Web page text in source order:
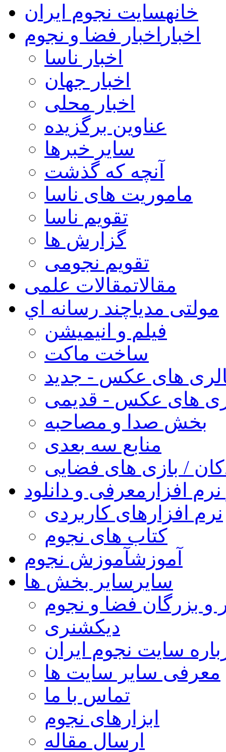
خانهسایت نجوم ایران
اخبار اخبار فضا و نجوم
اخبار ناسا
اخبار جهان
اخبار محلی
عناوین برگزیده
سایر خبرها
آنچه که گذشت
ماموریت های ناسا
تقویم ناسا
گزارش ها
تقویم نجومی
مقالاتمقالات علمی
مولتی مدیاچند رسانه اي
فیلم و انیمیشن
ساخت ماکت
های عکس - جدید
های عکس - قدیمی
بخش صدا و مصاحبه
منابع سه بعدی
/ بازی های فضایی
افزار معرفی و دانلود
نرم افزارهای کاربردی
کتاب های نجوم
آموزشآموزش نجوم
سایر سایر بخش ها
و بزرگان فضا و نجوم
دیکشنری
سایت نجوم ایران
معرفی سایر سایت ها
تماس با ما
ابزارهای نجوم
ارسال مقاله